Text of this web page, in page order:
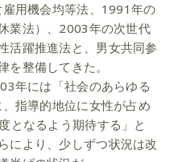
用機会均等法、1991年の
業法）、2003年の次世代
活躍推進法と、男女共同参
を整備してきた。
年には「社会のあらゆる
指導的地位に女性が占め
となるよう期待する」と
により、少しずつ状況は改